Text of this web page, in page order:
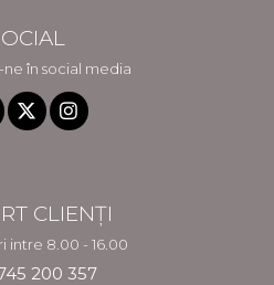
în social media
CLIENȚI
intre 8.00 - 16.00
200 357